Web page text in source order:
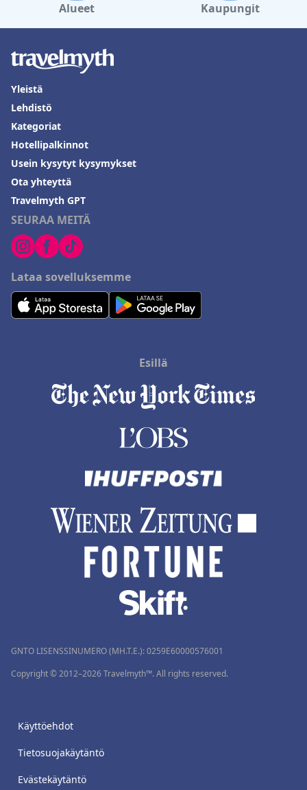
Alueet Kaupungit
SEURAA MEITÄ
Lataa sovelluksemme
Yleistä
Lehdistö
Kategoriat
Hotellipalkinnot
Usein kysytyt kysymykset
Ota yhteyttä
Travelmyth GPT
Esillä
GNTO LISENSSINUMERO (MH.T.E.): 0259Ε60000576001
Copyright © 2012–2026 Travelmyth™. All rights reserved.
Käyttöehdot
Tietosuojakäytäntö
Evästekäytäntö